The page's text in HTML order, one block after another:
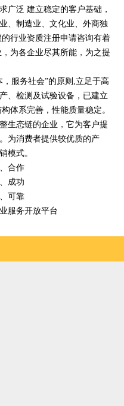
广泛 建立稳定的客户基础，
、制造业、文化业、外商独
行业资质注册申请咨询有着
为各企业尽其所能，为之提
服务社会”的原则,立足于高
、检测及试验设备，已建立
体系完善，性能质量稳定。
生态链的企业，它为客户提
为消费者提供较优质的产
模式。
合作
成功
可靠
服务开放平台